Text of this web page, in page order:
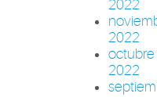
2022
2022
octubre
2022